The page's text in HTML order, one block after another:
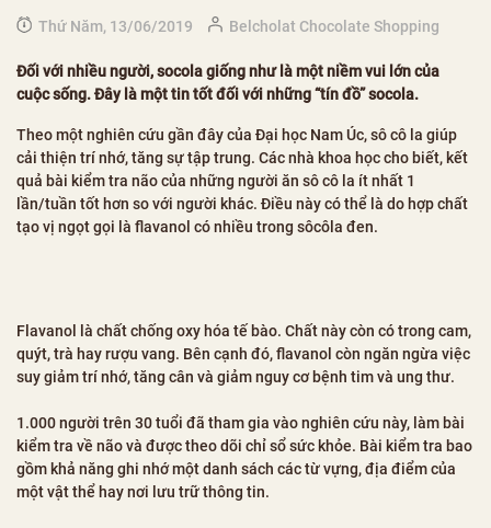
Thứ Năm, 13/06/2019 Belcholat Chocolate Shopping
Đối với nhiều người, socola giống như là một niềm vui lớn của
cuộc sống. Đây là một tin tốt đối với những “tín đồ” socola.
Theo một nghiên cứu gần đây của Đại học Nam Úc, sô cô la giúp
cải thiện trí nhớ, tăng sự tập trung. Các nhà khoa học cho biết, kết
quả bài kiểm tra não của những người ăn sô cô la ít nhất 1
lần/tuần tốt hơn so với người khác. Điều này có thể là do hợp chất
tạo vị ngọt gọi là flavanol có nhiều trong sôcôla đen.
Flavanol là chất chống oxy hóa tế bào. Chất này còn có trong cam,
quýt, trà hay rượu vang. Bên cạnh đó, flavanol còn ngăn ngừa việc
suy giảm trí nhớ, tăng cân và giảm nguy cơ bệnh tim và ung thư.
1.000 người trên 30 tuổi đã tham gia vào nghiên cứu này, làm bài
kiểm tra về não và được theo dõi chỉ sổ sức khỏe. Bài kiểm tra bao
gồm khả năng ghi nhớ một danh sách các từ vựng, địa điểm của
một vật thể hay nơi lưu trữ thông tin.